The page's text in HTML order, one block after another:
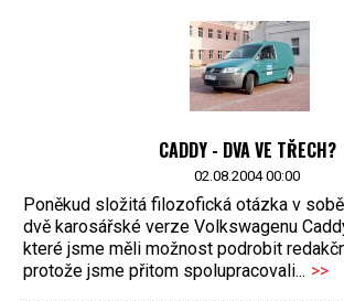
CADDY - DVA VE TŘECH?
02.08.2004 00:00
Poněkud složitá filozofická otázka v
dvě karosářské verze Volkswagenu
které jsme měli možnost podrobit
protože jsme přitom spolupracovali... >>